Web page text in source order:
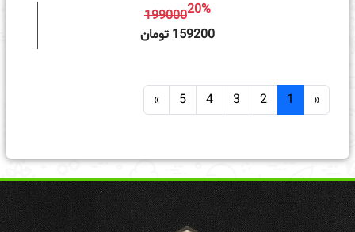
19900020%
159200 تومان
«
1
2
3
4
5
»